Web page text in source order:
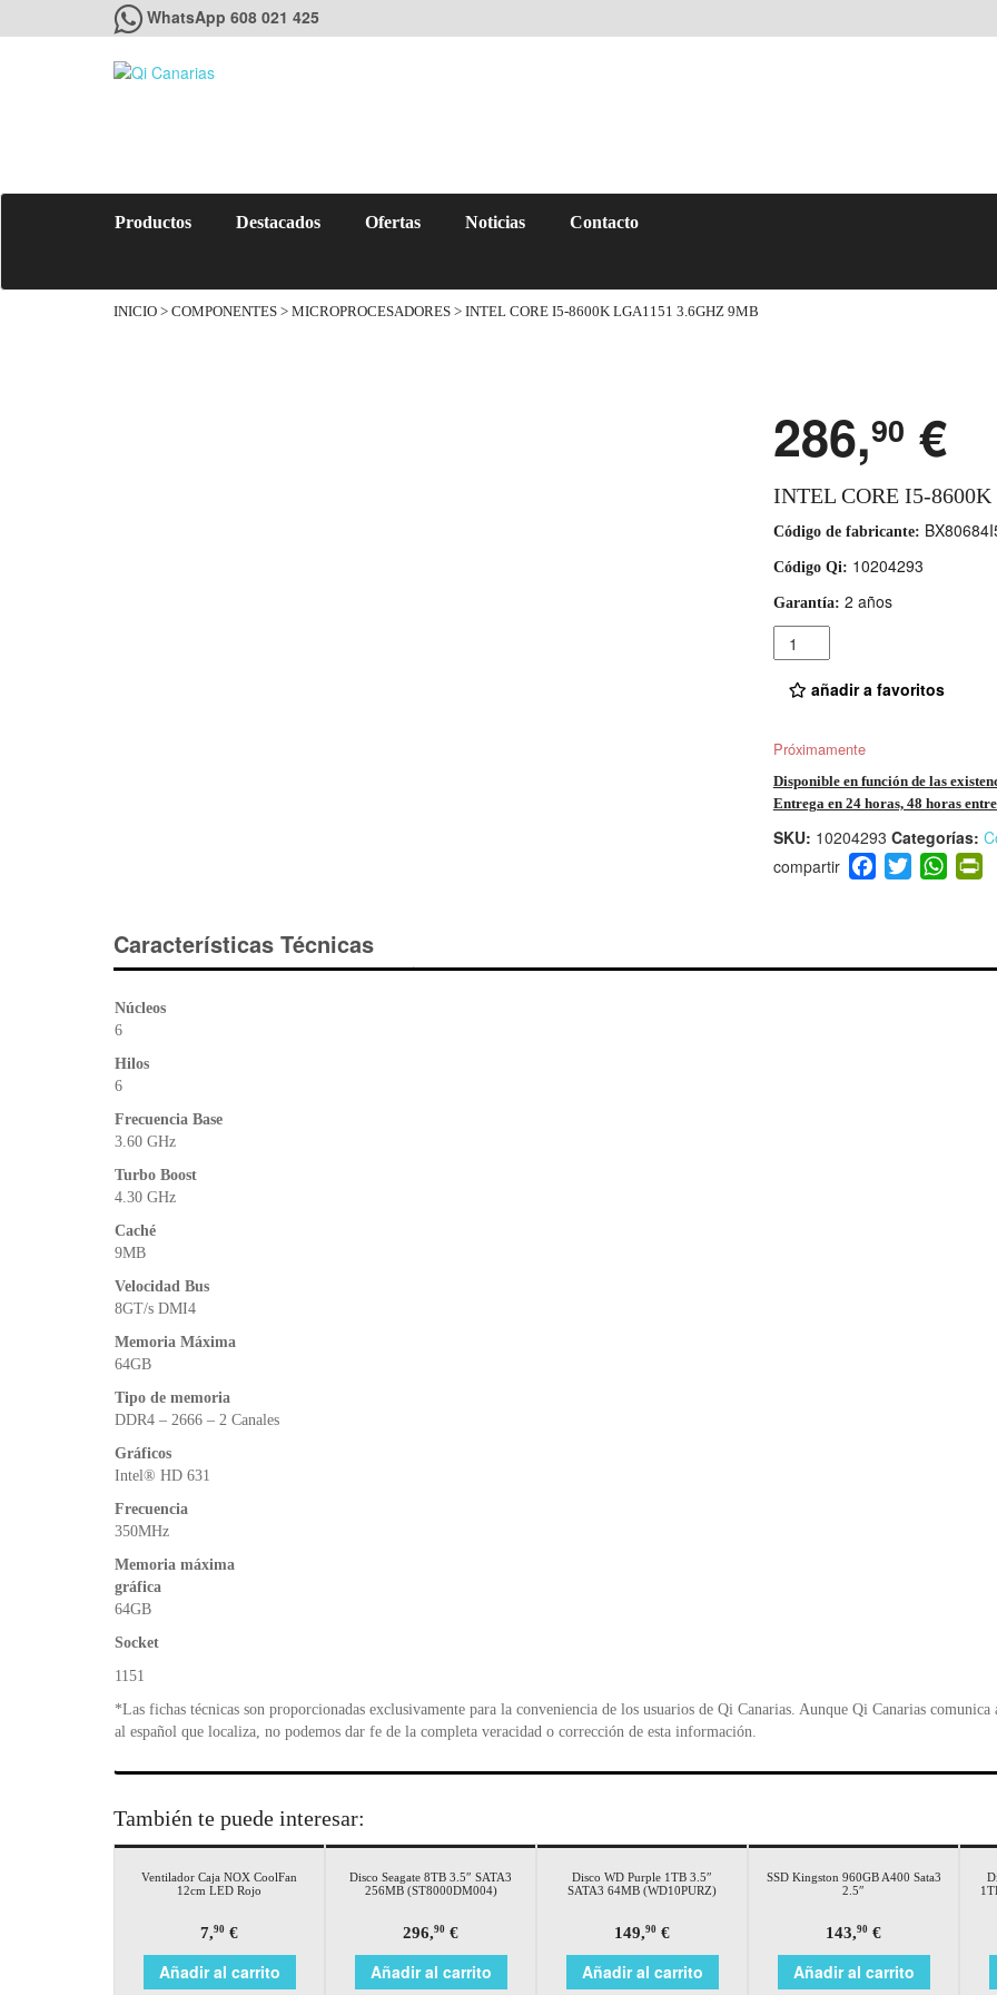
WhatsApp 608 021 425
Productos Destacados Ofertas Noticias Contacto
INICIO > COMPONENTES > MICROPROCESADORES > INTEL CORE I5-8600K LGA1151 3.6GHZ 9MB
286,90 €
INTEL CORE I5-
Código de fabricante:
Código Qi: 10204293
Garantía: 2 años
Cantidad
añadir a favoritos
Próximamente
Disponible en función de las
Entrega en 24 horas, 48 horas
SKU: 10204293 Categorías:
F
a
b
T
wi
W
h
A
Pr
in
e
Características Técnicas
Núcleos
6
Hilos
6
Frecuencia Base
3.60 GHz
Turbo Boost
4.30 GHz
Caché
9MB
Velocidad Bus
8GT/s DMI4
Memoria Máxima
64GB
Tipo de memoria
DDR4 – 2666 – 2 Canales
Gráficos
Intel® HD 631
Frecuencia
350MHz
Memoria máxima
gráfica
64GB
Socket
1151
*Las fichas técnicas son proporcionadas exclusivamente para la conveniencia de los usuarios de Qi Canarias. Aunque Qi Canarias
al español que localiza, no podemos dar fe de la completa veracidad o corrección de esta información.
También te puede interesar:
Ventilador Caja NOX CoolFan
12cm LED Rojo
7,90 €
Añadir al carrito
Disco Seagate 8TB 3.5″ SATA3
256MB (ST8000DM004)
296,90 €
Añadir al carrito
Disco WD Purple 1TB 3.5″
SATA3 64MB (WD10PURZ)
149,90 €
Añadir al carrito
SSD Kingston 960GB A400 Sata3
2.5″
143,90 €
Añadir al carrito